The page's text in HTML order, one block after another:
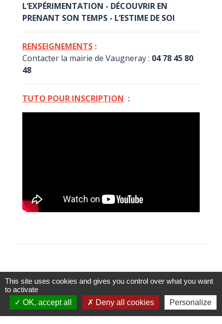
L’EXPÉRIMENTATION - DÉCOUVRIR EN
PRENANT SON TEMPS - L’ESTIME DE SOI
RENSEIGNEMENTS :
Contacter la mairie de Vaugneray : 04 78 45 80
48
TUTO POUR INSCRIPTION :
Contacts
This site uses cookies and gives you control over what you want
to activate
OK, accept all
Deny all cookies Personalize